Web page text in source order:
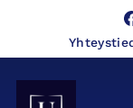
Seinäjoen Yliopistokeskus UCSin etusivulle